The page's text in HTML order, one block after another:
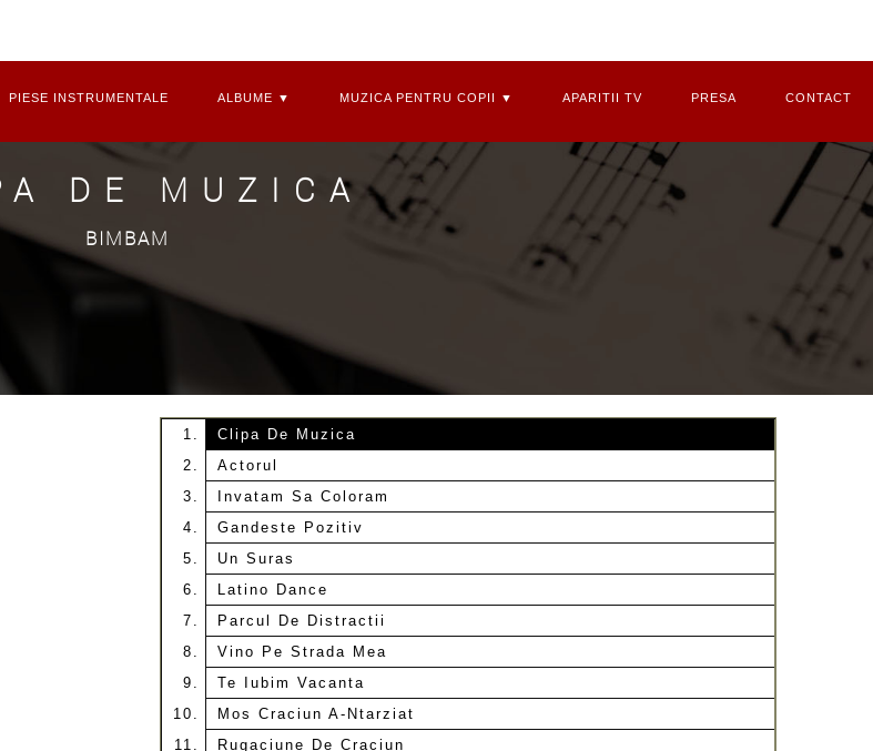
PIESE INSTRUMENTALE ALBUME ▼ MUZICA PENTRU COPII ▼ APARITII TV PRESA CONTACT
DE MUZICA
BIMBAM
Clipa De Muzica
Actorul
Invatam Sa Coloram
Gandeste Pozitiv
Un Suras
Latino Dance
Parcul De Distractii
Vino Pe Strada Mea
Te Iubim Vacanta
Mos Craciun A-Ntarziat
Rugaciune De Craciun